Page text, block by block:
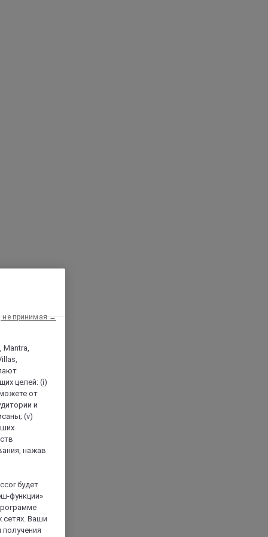
Mantra,
целей: (i)
от
и
(v)
нажав
будет
функции»
сетях. Ваши
не принимая →